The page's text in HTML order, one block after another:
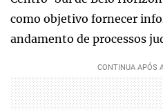
como objetivo fornecer
andamento de processos